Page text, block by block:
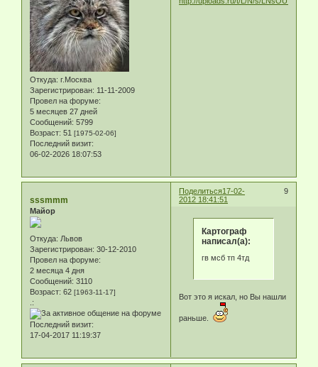
Откуда: г.Москва
Зарегистрирован: 11-11-2009
Провел на форуме:
5 месяцев 27 дней
Сообщений: 5799
Возраст: 51 [1975-02-06]
Последний визит:
06-02-2026 18:07:53
Поделиться 9
17-02-
2012 18:41:51
sssmmm
Майор
Откуда: Львов
Зарегистрирован: 30-12-2010
Провел на форуме:
2 месяца 4 дня
Сообщений: 3110
Возраст: 62 [1963-11-17]
.:
Последний визит:
17-04-2017 11:19:37
Картограф
написал(а):
гв мсб тп 4тд
Вот это я искал, но Вы нашли
раньше.